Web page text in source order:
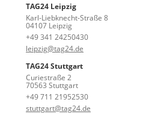
TAG24 Leipzig
Karl-Liebknecht-Straße 8
04107 Leipzig
+49 341 24250430
leipzig@tag24.de
TAG24 Stuttgart
Curiestraße 2
70563 Stuttgart
+49 711 21952530
stuttgart@tag24.de